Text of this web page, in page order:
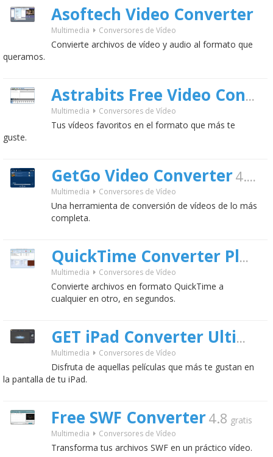
Asoftech Video Converter
Multimedia Conversores de Vídeo
Convierte archivos de vídeo y audio al formato que
queramos.
Astrabits Free Video Converter
Multimedia Conversores de Vídeo
Tus vídeos favoritos en el formato que más te
guste.
GetGo Video Converter4.0.0.8
Multimedia Conversores de Vídeo
Una herramienta de conversión de vídeos de lo más
completa.
QuickTime Converter Plus
Multimedia Conversores de Vídeo
Convierte archivos en formato QuickTime a
cualquier en otro, en segundos.
GET iPad Converter Ultimate
Multimedia Conversores de Vídeo
Disfruta de aquellas películas que más te gustan en
la pantalla de tu iPad.
Free SWF Converter4.8 gratis
Multimedia Conversores de Vídeo
Transforma tus archivos SWF en un práctico vídeo.